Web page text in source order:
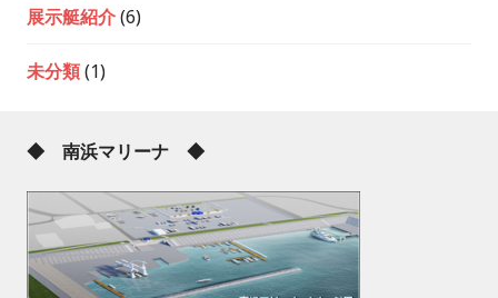
展示艇紹介(6)
未分類(1)
◆ 南浜マリーナ ◆